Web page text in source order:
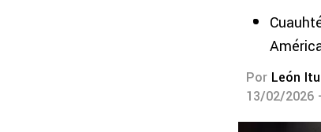
Por León
13/02/2026